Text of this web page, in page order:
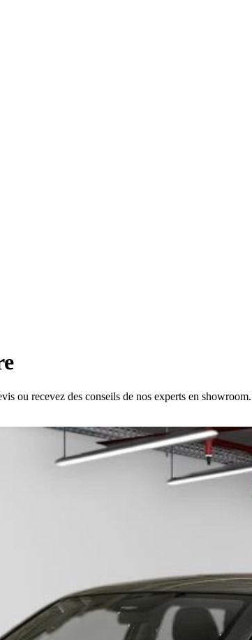
ou recevez des conseils de nos experts en